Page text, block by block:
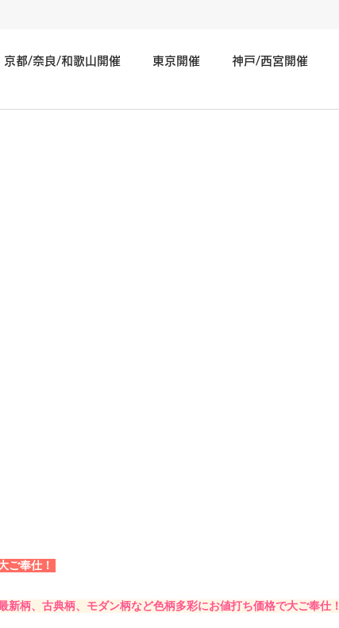
京都/奈良/和歌山開催 東京開催 神戸/西宮開催
ご奉仕！
柄、古典柄、モダン柄など色柄多彩にお値打ち価格で大ご奉仕！